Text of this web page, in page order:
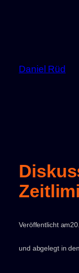
Daniel Rüd
Veröffentlicht am
und abgelegt in